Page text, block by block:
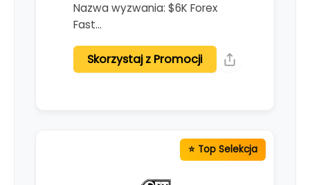
Nazwa wyzwania: $6K Forex
Fast…
Skorzystaj z Promocji